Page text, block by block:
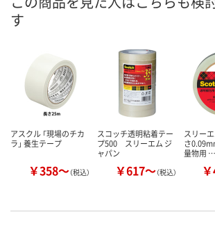
お届け日
数量
カゴへ カ
す
アスクル 「現場のチカ
ラ」 養生テープ
￥358～（税込）
スコッチ透明粘着テー
プ500 スリーエム ジ
ャパン
￥617～（税込）
スリー
さ
量物用 …